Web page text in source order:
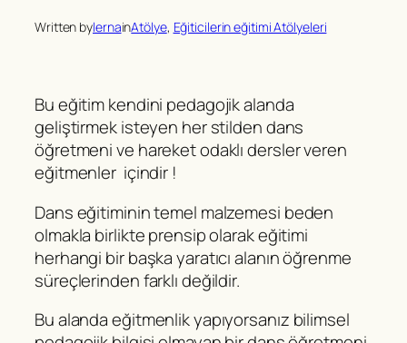
Written bylernainAtölye, Eğiticilerin eğitimi Atölyeleri
Bu eğitim kendini pedagojik alanda
geliştirmek isteyen her stilden dans
öğretmeni ve hareket odaklı dersler veren
eğitmenler içindir !
Dans eğitiminin temel malzemesi beden
olmakla birlikte prensip olarak eğitimi
herhangi bir başka yaratıcı alanın öğrenme
süreçlerinden farklı değildir.
Bu alanda eğitmenlik yapıyorsanız bilimsel